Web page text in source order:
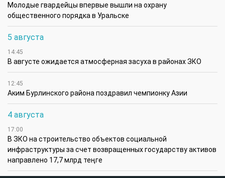
Молодые гвардейцы впервые вышли на охрану
общественного порядка в Уральске
5 августа
14:45
В августе ожидается атмосферная засуха в районах ЗКО
12:45
Аким Бурлинского района поздравил чемпионку Азии
4 августа
17:00
В ЗКО на строительство объектов социальной
инфраструктуры за счет возвращенных государству активов
направлено 17,7 млрд теңге